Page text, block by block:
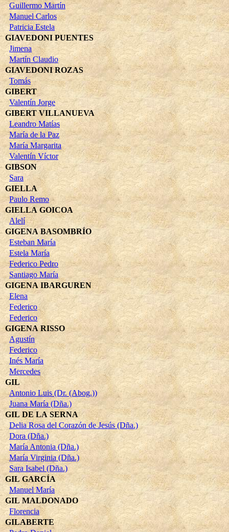
Guillermo Martín
Manuel Carlos
Patricia Estela
GIAVEDONI PUENTES
Jimena
Martín Claudio
GIAVEDONI ROZAS
Tomás
GIBERT
Valentín Jorge
GIBERT VILLANUEVA
Leandro Matías
María de la Paz
María Margarita
Valentín Víctor
GIBSON
Sara
GIELLA
Paulo Remo
GIELLA GOICOA
Alelí
GIGENA BASOMBRÍO
Esteban María
Estela María
Federico Pedro
Santiago María
GIGENA IBARGUREN
Elena
Federico
Federico
GIGENA RISSO
Agustín
Federico
Inés María
Mercedes
GIL
Antonio Luis (Dr. (Abog.))
Juana María (Dña.)
GIL DE LA SERNA
Delia Rosa del Corazón de Jesús (Dña.)
Dora (Dña.)
María Antonia (Dña.)
María Virginia (Dña.)
Sara Isabel (Dña.)
GIL GARCÍA
Manuel María
GIL MALDONADO
Florencia
GILABERTE